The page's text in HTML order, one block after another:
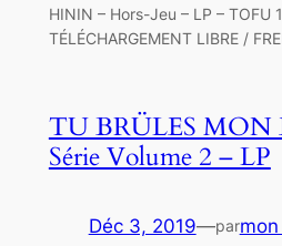
HININ – Hors-Jeu – LP – TOFU
TÉLÉCHARGEMENT LIBRE /
TU BRÜLES MON
Série Volume 2 – LP
Déc 3, 2019—parmon